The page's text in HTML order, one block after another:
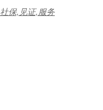
保,见证,服务